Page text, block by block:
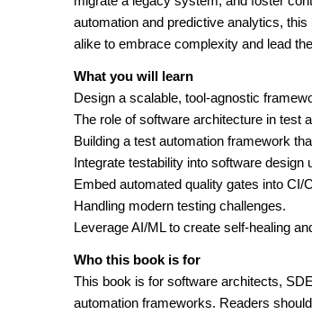
automation and predictive analytics,
alike to embrace complexity and lead
What you will learn
Design a scalable, tool-agnostic
The role of software architecture in test
Building a test automation framework
Integrate testability into software design
Embed automated quality gates into CI/
Handling modern testing challenges.
Leverage AI/ML to create self-healing
Who this book is for
This book is for software architects,
automation frameworks. Readers